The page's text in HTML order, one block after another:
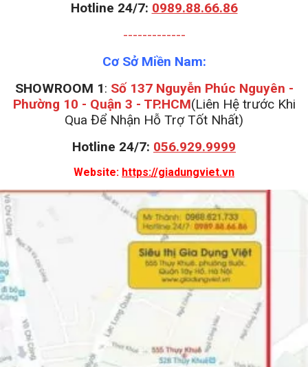
Hotline 24/7: 0989.88.66.86
-------------
Cơ Sở Miền Nam:
SHOWROOM 1: Số 137 Nguyễn Phúc Nguyên -
Phường 10 - Quận 3 - TP.HCM(Liên Hệ trước Khi
Qua Để Nhận Hỗ Trợ Tốt Nhất)
Hotline 24/7: 056.929.9999
Website: https://giadungviet.vn